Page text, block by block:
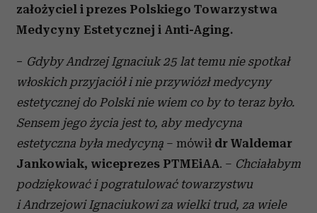
założyciel i prezes Polskiego Towarzystwa
Medycyny Estetycznej i Anti-Aging.
− Gdyby Andrzej Ignaciuk 25 lat temu nie spotkał
włoskich przyjaciół i nie przywiózł medycyny
estetycznej do Polski nie wiem co by to teraz było.
Sensem jego życia jest to, aby medycyna
estetyczna była medycyną – mówił dr Waldemar
Jankowiak, wiceprezes PTMEiAA. – Chciałabym
podziękować i pogratulować towarzystwu
i Andrzejowi Ignaciukowi za wielki trud, za wiele